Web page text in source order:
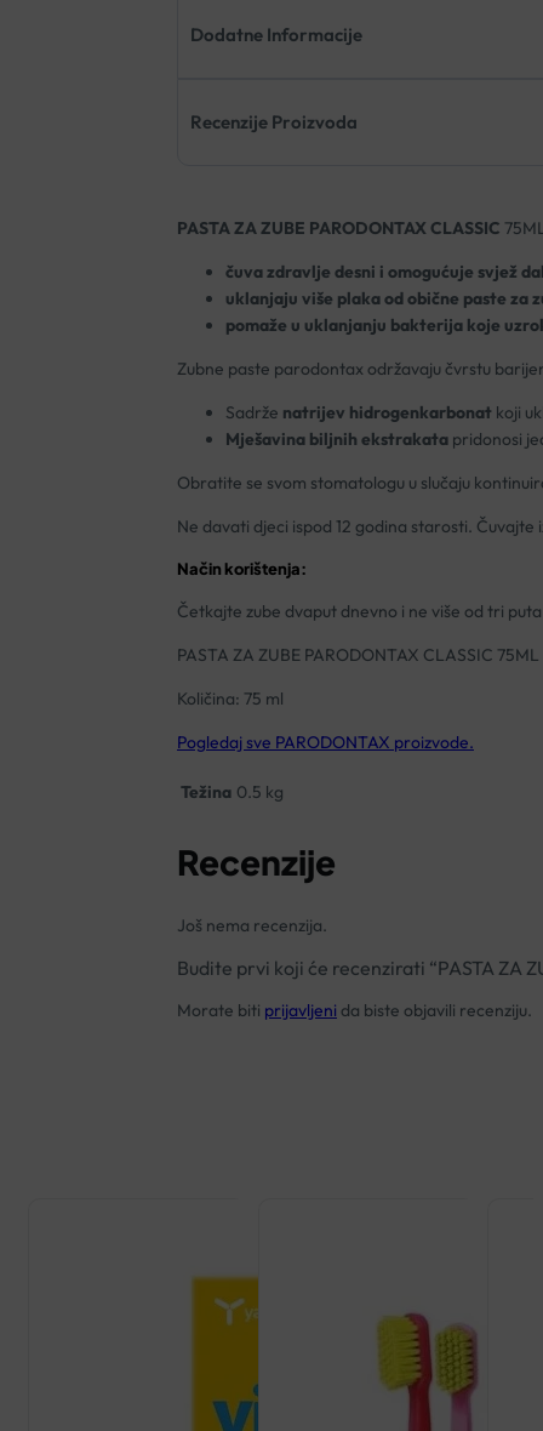
Dodatne Informacije
Recenzije Proizvoda
PASTA ZA ZUBE PARODONTAX CLASSIC
čuva zdravlje desni i omogućuje svjež
uklanjaju više plaka od obične paste za
pomaže u uklanjanju bakterija koje
Zubne paste parodontax održavaju čvrstu
Sadrže natrijev hidrogenkarbonat koji
Mješavina biljnih ekstrakata pridonosi
Obratite se svom stomatologu u slučaju
Ne davati djeci ispod 12 godina starosti.
Način korištenja:
Četkajte zube dvaput dnevno i ne više od tri
PASTA ZA ZUBE PARODONTAX CLASSIC 75ML
Količina: 75 ml
Pogledaj sve PARODONTAX proizvode.
Težina 0.5 kg
Recenzije
Još nema recenzija.
Budite prvi koji će recenzirati “PASTA ZA
Morate biti prijavljeni da biste objavili recenziju.